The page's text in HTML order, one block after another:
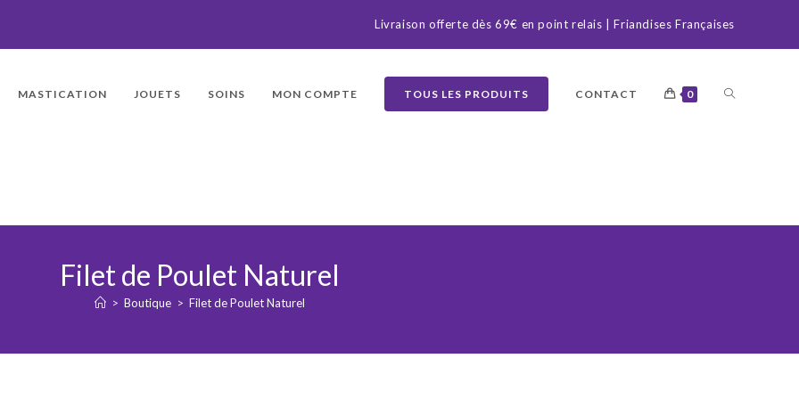
Livraison offerte dès 69€ en point relais | Friandises Françaises
MASTICATION JOUETS SOINS MON COMPTE TOUS LES PRODUITS CONTACT 0 TOGGLE
Filet de Poulet Naturel
> Boutique > Filet de Poulet Naturel